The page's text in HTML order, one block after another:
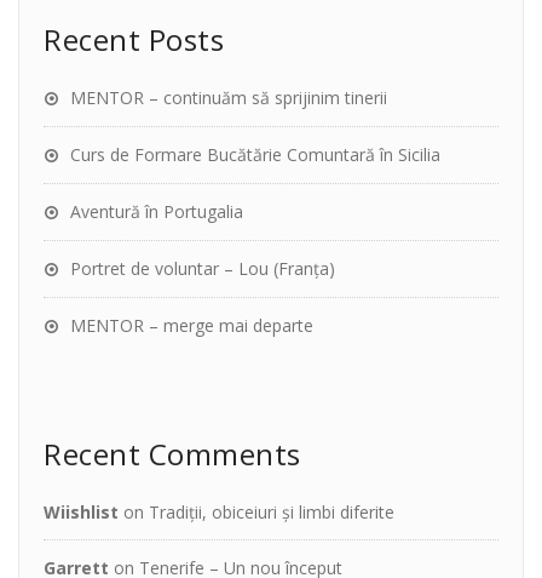
Recent Posts
MENTOR – continuăm să sprijinim tinerii
Curs de Formare Bucătărie Comuntară în Sicilia
Aventură în Portugalia
Portret de voluntar – Lou (Franța)
MENTOR – merge mai departe
Recent Comments
Wiishlist on Tradiții, obiceiuri și limbi diferite
Garrett on Tenerife – Un nou început